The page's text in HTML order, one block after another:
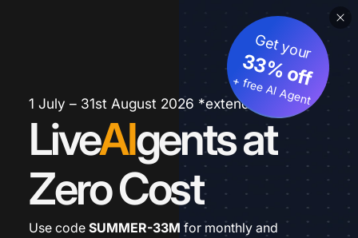
1 July – 31st August 2026 *extended
LiveAIgents at
Zero Cost
Get your
33% off
+ free AI Agent
Use code SUMMER-33M for monthly and